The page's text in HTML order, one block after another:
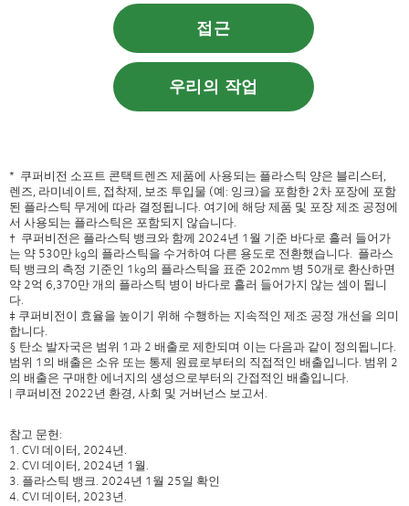
접근
우리의 작업
* 쿠퍼비전 소프트 콘택트렌즈 제품에 사용되는 플라스틱 양은 블리스터,
렌즈, 라미네이트, 접착제, 보조 투입물 (예: 잉크)을 포함한 2차 포장에 포함
된 플라스틱 무게에 따라 결정됩니다. 여기에 해당 제품 및 포장 제조 공정에
서 사용되는 플라스틱은 포함되지 않습니다.
† 쿠퍼비전은 플라스틱 뱅크와 함께 2024년 1월 기준 바다로 흘러 들어가
는 약 530만 kg의 플라스틱을 수거하여 다른 용도로 전환했습니다. 플라스
틱 뱅크의 측정 기준인 1kg의 플라스틱을 표준 202mm 병 50개로 환산하면
약 2억 6,370만 개의 플라스틱 병이 바다로 흘러 들어가지 않는 셈이 됩니
다.
‡ 쿠퍼비전이 효율을 높이기 위해 수행하는 지속적인 제조 공정 개선을 의미
합니다.
§ 탄소 발자국은 범위 1과 2 배출로 제한되며 이는 다음과 같이 정의됩니다.
범위 1의 배출은 소유 또는 통제 원료로부터의 직접적인 배출입니다. 범위 2
의 배출은 구매한 에너지의 생성으로부터의 간접적인 배출입니다.
| 쿠퍼비전 2022년 환경, 사회 및 거버넌스 보고서.
참고 문헌:
1. CVI 데이터, 2024년.
2. CVI 데이터, 2024년 1월.
3. 플라스틱 뱅크. 2024년 1월 25일 확인
4. CVI 데이터, 2023년.